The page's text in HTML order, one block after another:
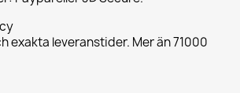
exakta leveranstider. Mer än 71000